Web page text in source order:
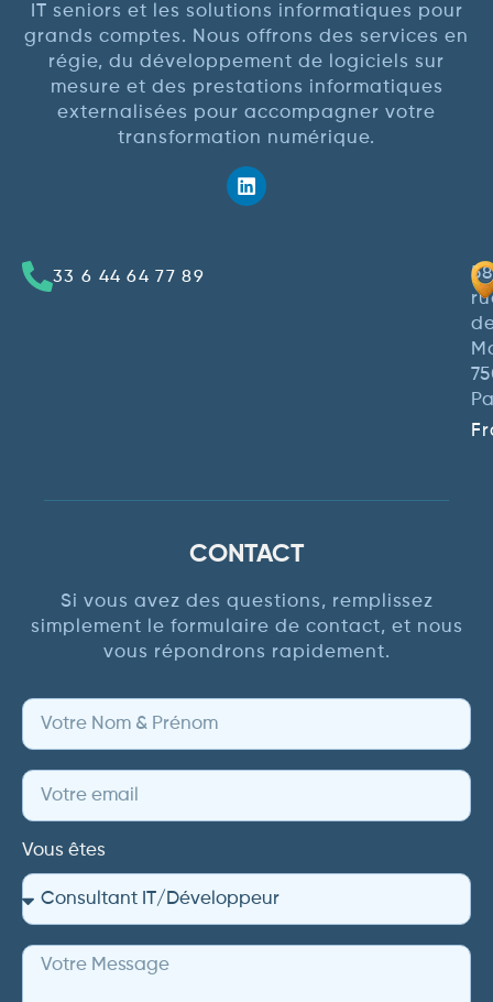
IT seniors et les solutions informatiques pour
grands comptes. Nous offrons des services en
régie, du développement de logiciels sur
mesure et des prestations informatiques
externalisées pour accompagner votre
transformation numérique.
33 6 44 64 77 89
58
CONTACT
Si vous avez des questions, remplissez
simplement le formulaire de contact, et nous
vous répondrons rapidement.
Vous êtes